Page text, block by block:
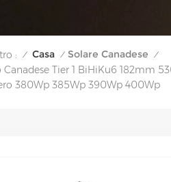
: / Casa / Solare Canadese /
Canadese Tier 1 BiHiKu6 182mm
380Wp 385Wp 390Wp 400Wp